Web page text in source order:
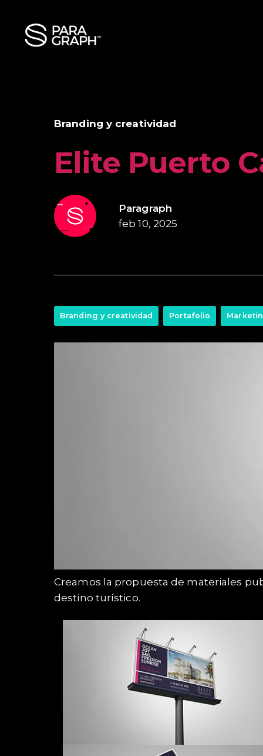
Branding y creatividad
Elite Puerto
Paragraph
feb 10, 2025
Branding y creatividad Portafolio
Creamos la propuesta de materiales
destino turístico.